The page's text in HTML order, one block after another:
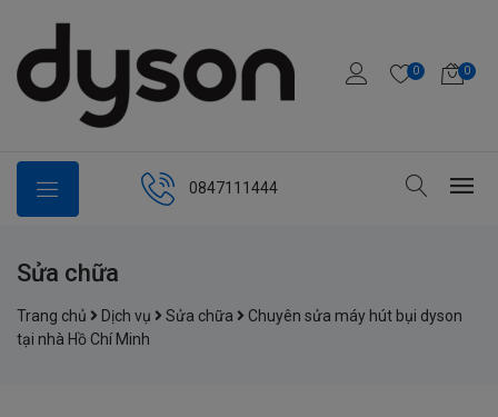
0 0
0847111444
Sửa chữa
Trang chủ Dịch vụ Sửa chữa
Chuyên sửa máy hút bụi dyson
tại nhà Hồ Chí Minh